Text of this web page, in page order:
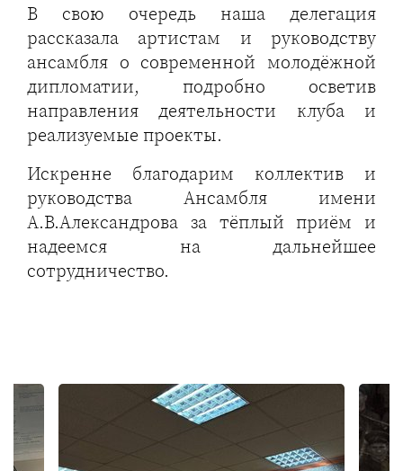
В свою очередь наша делегация
рассказала артистам и руководству
ансамбля о современной молодёжной
дипломатии, подробно осветив
направления деятельности клуба и
реализуемые проекты.
Искренне благодарим коллектив и
руководства Ансамбля имени
А.В.Александрова за тёплый приём и
надеемся на дальнейшее
сотрудничество.